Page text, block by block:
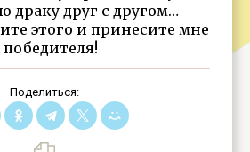
драку друг с другом…
этого и принесите мне
победителя!
Поделиться: